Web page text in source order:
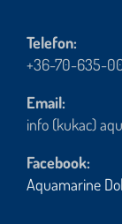
Telefon:
+36-70-635-
Email:
info (kukac)
Facebook:
Aquamarine